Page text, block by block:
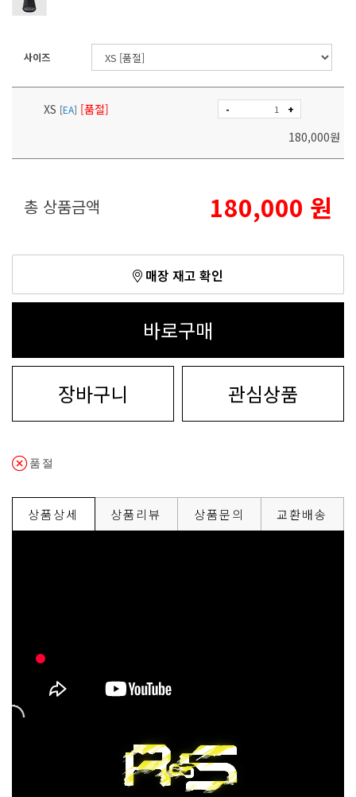
사이즈
XS [EA] [품절] - +
180,000원
총 상품금액 180,000 원
매장 재고 확인
바로구매
장바구니 관심상품
품절
상품상세 상품리뷰 상품문의 교환배송